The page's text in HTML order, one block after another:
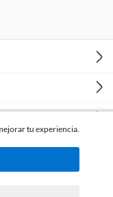
tu experiencia.